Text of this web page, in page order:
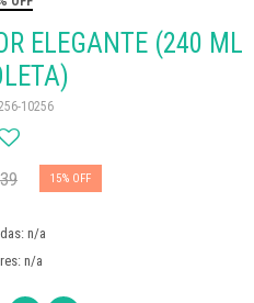
ELEGANTE (240 ML
10256
15
n/a
n/a